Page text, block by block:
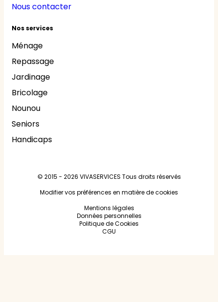
Nous contacter
Nos services
Ménage
Repassage
Jardinage
Bricolage
Nounou
Seniors
Handicaps
© 2015 - 2026 VIVASERVICES Tous droits réservés
Modifier vos préférences en matière de cookies
Mentions légales
Données personnelles
Politique de Cookies
CGU